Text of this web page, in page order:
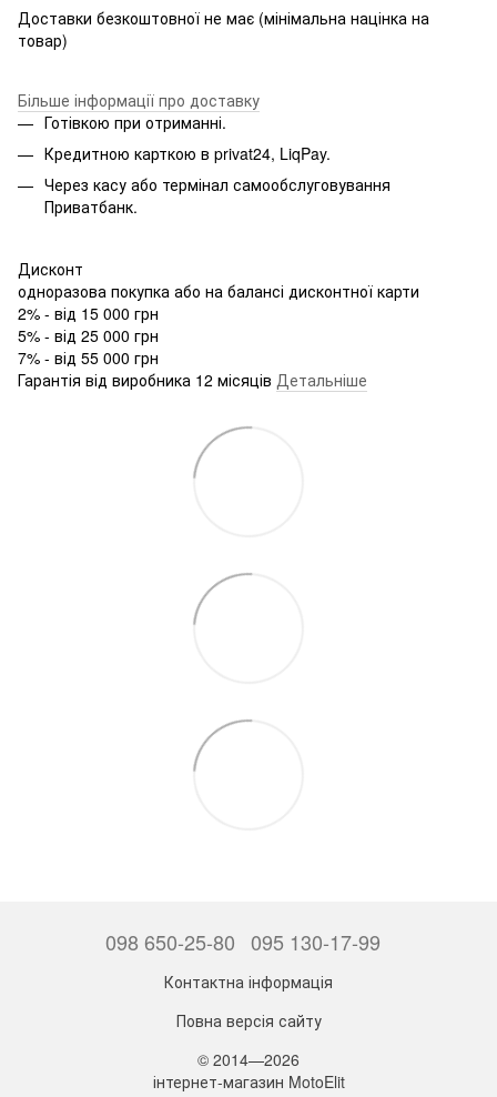
Доставки безкоштовної не має (мінімальна націнка на
товар)
Більше інформації про доставку
Готівкою при отриманні.
Кредитною карткою в privat24, LiqPay.
Через касу або термінал самообслуговування
Приватбанк.
Дисконт
одноразова покупка або на балансі дисконтної карти
2% - від 15 000 грн
5% - від 25 000 грн
7% - від 55 000 грн
Гарантія від виробника 12 місяців Детальніше
098 650-25-80 095 130-17-99
Контактна інформація
Повна версія сайту
© 2014—2026
інтернет-магазин MotoElit